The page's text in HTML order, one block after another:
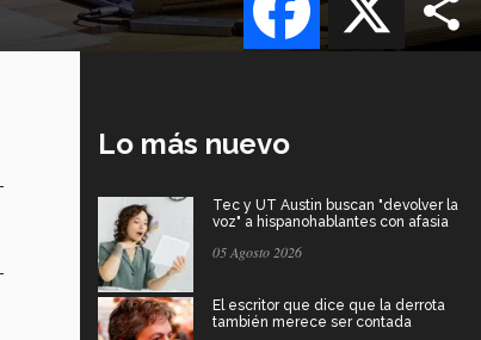
Lo más nuevo
Tec y UT Austin buscan "devolver la
voz" a hispanohablantes con afasia
05 Agosto 2026
El escritor que dice que la derrota
también merece ser contada